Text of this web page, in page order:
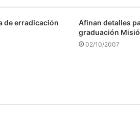
de erradicación
Afinan detalles
graduación
02/10/2007